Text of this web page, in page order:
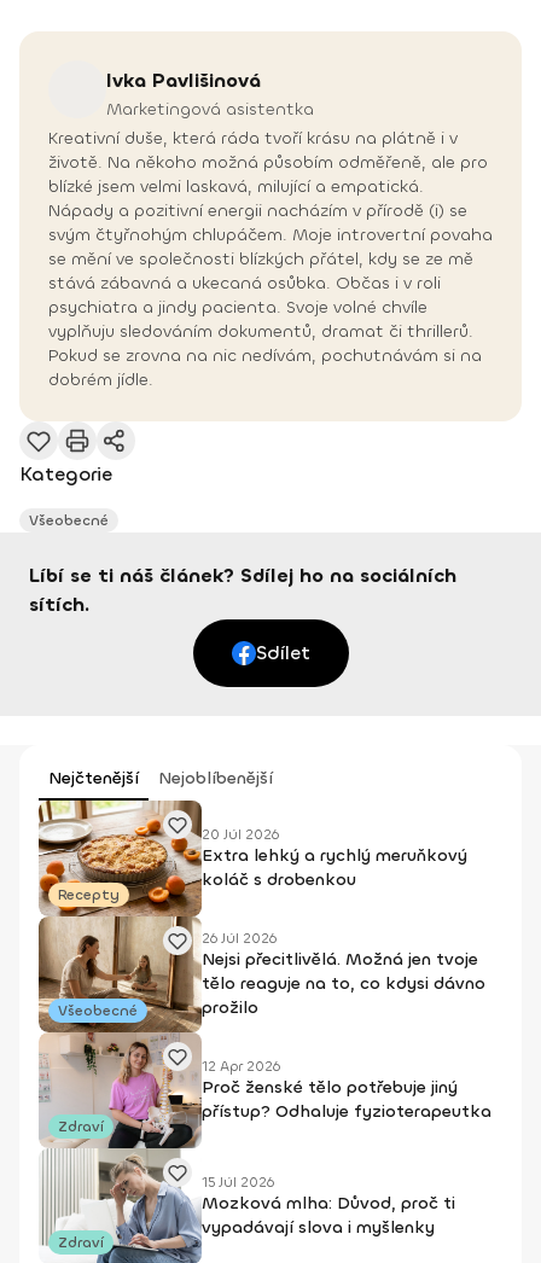
Ivka Pavlišinová
Marketingová asistentka
Kreativní duše, která ráda tvoří krásu na plátně i v
životě. Na někoho možná působím odměřeně, ale pro
blízké jsem velmi laskavá, milující a empatická.
Nápady a pozitivní energii nacházím v přírodě (i) se
svým čtyřnohým chlupáčem. Moje introvertní povaha
se mění ve společnosti blízkých přátel, kdy se ze mě
stává zábavná a ukecaná osůbka. Občas i v roli
psychiatra a jindy pacienta. Svoje volné chvíle
vyplňuju sledováním dokumentů, dramat či thrillerů.
Pokud se zrovna na nic nedívám, pochutnávám si na
dobrém jídle.
Kategorie
Všeobecné
Líbí se ti náš článek? Sdílej ho na sociálních
sítích.
Sdílet
Nejčtenější Nejoblíbenější
Recepty
20 Júl 2026
Extra lehký a rychlý meruňkový
koláč s drobenkou
Všeobecné
26 Júl 2026
Nejsi přecitlivělá. Možná jen tvoje
tělo reaguje na to, co kdysi dávno
prožilo
Zdraví
12 Apr 2026
Proč ženské tělo potřebuje jiný
přístup? Odhaluje fyzioterapeutka
Zdraví
15 Júl 2026
Mozková mlha: Důvod, proč ti
vypadávají slova i myšlenky